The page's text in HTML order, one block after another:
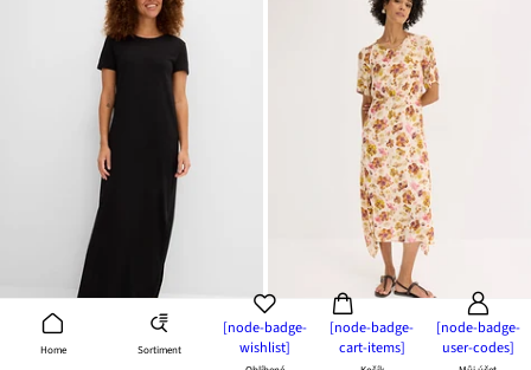
Home Sortiment
[node-badge-
wishlist]
[node-badge-
cart-items]
[node-badge-
user-codes]